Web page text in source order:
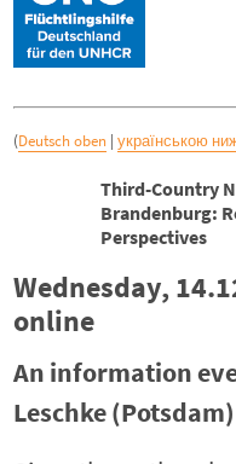
(Deutsch oben |українською
Third-Country
Brandenburg:
Perspectives
Wednesday,
online
An information
Leschke (Potsdam)